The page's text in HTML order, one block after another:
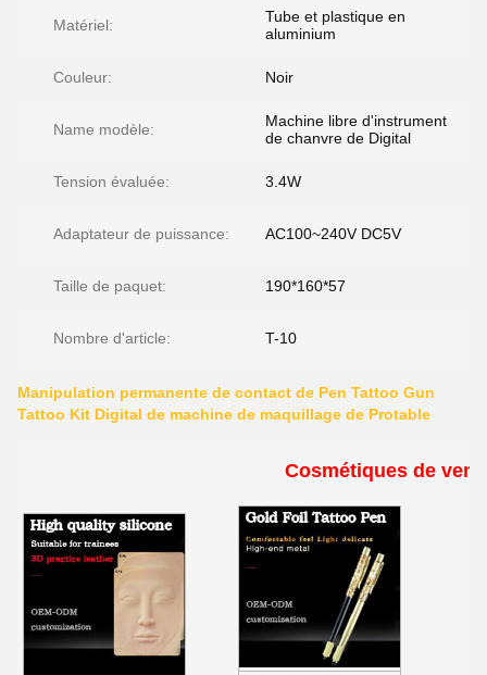
Matériel:
Tube et plastique en
aluminium
Couleur: Noir
Name modèle:
Machine libre d'instrument
de chanvre de Digital
Tension évaluée: 3.4W
Adaptateur de puissance: AC100~240V DC5V
Taille de paquet: 190*160*57
Nombre d'article: T-10
Manipulation permanente de contact de Pen Tattoo Gun
Tattoo Kit Digital de machine de maquillage de Protable
Cosmétiques de